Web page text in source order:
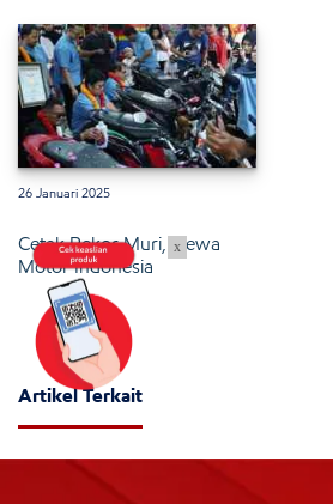
26 Januari 2025
Cetak Rekor Muri, Dewa
Motor Indonesia
Artikel Terkait
x